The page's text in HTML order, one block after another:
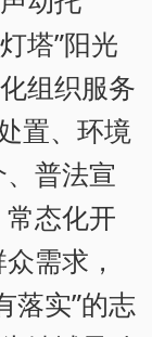
塔”阳光
组织服务
置、环境
普法宣
态化开
需求，
落实”的志